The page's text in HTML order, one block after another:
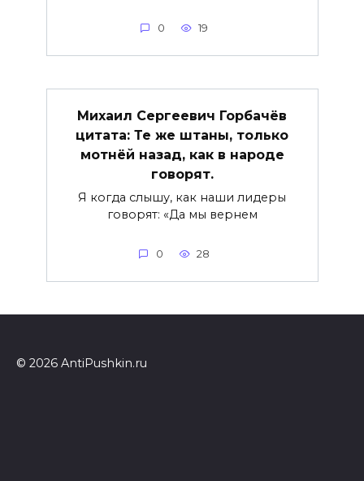
0 19
Михаил Сергеевич Горбачёв
цитата: Те же штаны, только
мотнёй назад, как в народе
говорят.
Я когда слышу, как наши лидеры
говорят: «Да мы вернем
0 28
© 2026 AntiPushkin.ru